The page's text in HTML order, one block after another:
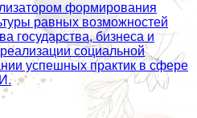
формирования
равных возможностей
государства, бизнеса и
социальной
успешных практик в сфере